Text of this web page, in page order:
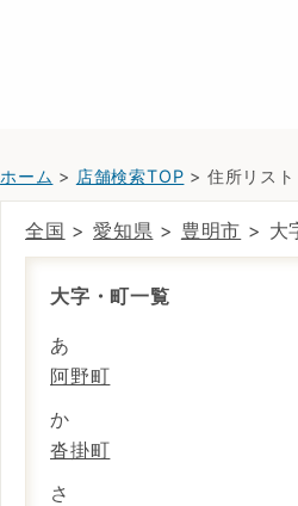
ホーム > 店舗検索TOP > 住所リスト
全国 >愛知県 > 豊明市 > 大
大字・町一覧
あ
阿野町
か
沓掛町
さ